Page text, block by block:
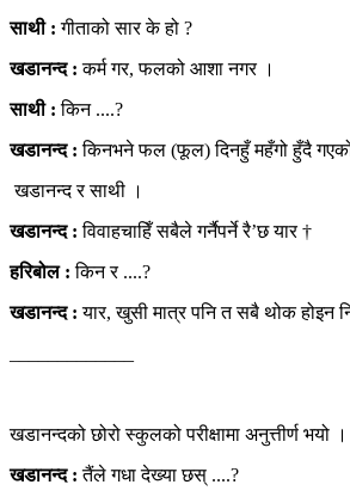
साथी : गीताको सार के हो ?
खडानन्द :कर्म गर, फलको आशा नगर ।
साथी : किन ....?
खडानन्द : किनभने फल (फूल) दिनहुँ महँगो हुँदै
खडानन्द र साथी ।
खडानन्द : विवाहचाहिँ सबैले गर्नैपर्ने रै’छ यार †
हरिबोल : किन र ....?
खडानन्द : यार, खुसी मात्र पनि त सबै थोक होइन नि
खडानन्दको छोरो स्कुलको परीक्षामा अनुत्तीर्ण भयो
खडानन्द :तैंले गधा देख्या छस् ....?